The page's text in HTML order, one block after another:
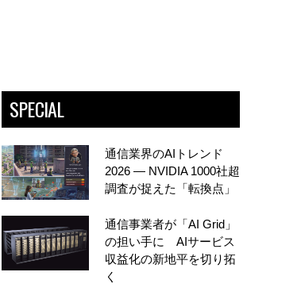
SPECIAL
通信業界のAIトレンド
2026 ― NVIDIA 1000社超
調査が捉えた「転換点」
通信事業者が「AI Grid」
の担い手に AIサービス
収益化の新地平を切り拓
く